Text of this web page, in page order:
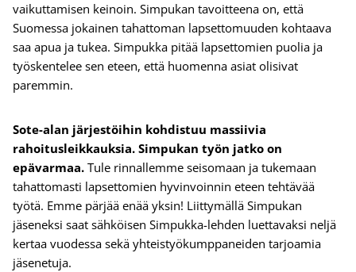
vaikuttamisen keinoin. Simpukan tavoitteena on, että
Suomessa jokainen tahattoman lapsettomuuden kohtaava
saa apua ja tukea. Simpukka pitää lapsettomien puolia ja
työskentelee sen eteen, että huomenna asiat olisivat
paremmin.
Sote-alan järjestöihin kohdistuu massiivia
rahoitusleikkauksia. Simpukan työn jatko on
epävarmaa. Tule rinnallemme seisomaan ja tukemaan
tahattomasti lapsettomien hyvinvoinnin eteen tehtävää
työtä. Emme pärjää enää yksin! Liittymällä Simpukan
jäseneksi saat sähköisen Simpukka-lehden luettavaksi neljä
kertaa vuodessa sekä yhteistyökumppaneiden tarjoamia
jäsenetuja.